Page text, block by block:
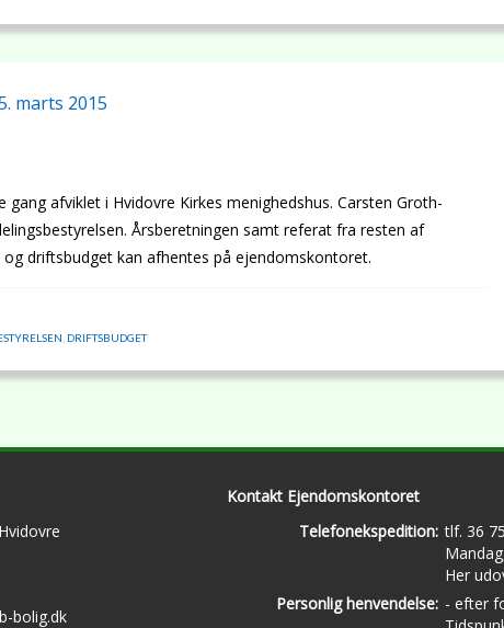
marts 2015
afviklet i Hvidovre Kirkes menighedshus. Carsten Groth-
Årsberetningen samt referat fra resten af
driftsbudget kan afhentes på ejendomskontoret.
DRIFTSBUDGET
bolig.dk
Kontakt Ejendomskontoret
Telefonekspedition: tlf. 36
Her
Personlig henvendelse: - efter